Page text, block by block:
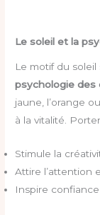
Le soleil et la
Le motif du
psychologie des
jaune, l’orange
à la vitalité.
Stimule la
Attire l’attention
Inspire